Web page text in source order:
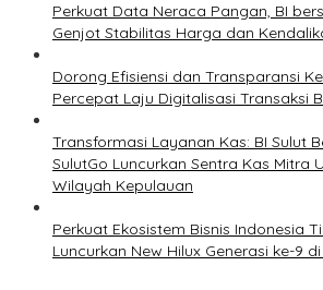
Perkuat Data Neraca Pangan, BI
Genjot Stabilitas Harga dan
Dorong Efisiensi dan Transparansi
Percepat Laju Digitalisasi Transaksi
Transformasi Layanan Kas: BI Sulut
SulutGo Luncurkan Sentra Kas Mitra
Wilayah Kepulauan
Perkuat Ekosistem Bisnis Indonesia
Luncurkan New Hilux Generasi ke-9